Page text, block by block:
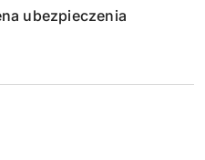
ubezpieczenia